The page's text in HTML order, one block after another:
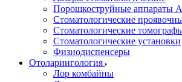
Порошкоструйные аппараты
Стоматологические
Стоматологические
Стоматологические установки
Физиодиспенсеры
Отоларингология
Лор комбайны